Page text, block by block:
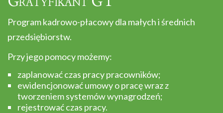
Program kadrowo-płacowy dla małych i średnich
przedsiębiorstw.
Przy jego pomocy możemy:
zaplanować czas pracy pracowników;
ewidencjonować umowy o pracę wraz z
tworzeniem systemów wynagrodzeń;
rejestrować czas pracy.